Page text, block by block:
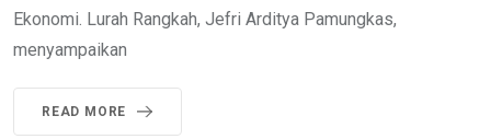
Ekonomi. Lurah Rangkah, Jefri Arditya Pamungkas,
menyampaikan
READ MORE